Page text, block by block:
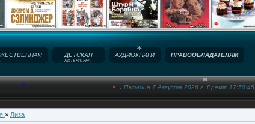
*
*
*
ДЕТСКАЯ
ЛИТЕРАТУРА
АУДИОКНИГИ ПРАВООБЛАДАТЕЛЯМ
Пятница 7 Августа 2026 г. Время: 17:50:46
» Лиза